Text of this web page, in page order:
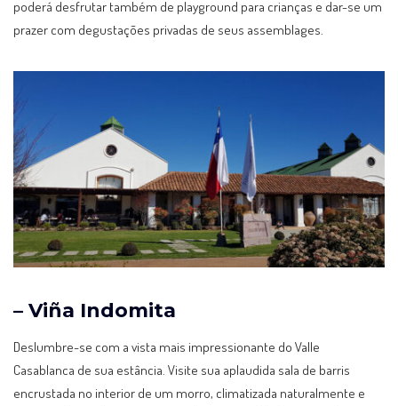
poderá desfrutar também de playground para crianças e dar-se um
prazer com degustações privadas de seus assemblages.
– Viña Indomita
Deslumbre-se com a vista mais impressionante do Valle
Casablanca de sua estância. Visite sua aplaudida sala de barris
encrustada no interior de um morro, climatizada naturalmente e